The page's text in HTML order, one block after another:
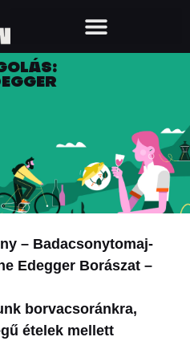
– Badacsonytomaj-
Edegger Borászat –
borvacsoránkra,
ételek mellett